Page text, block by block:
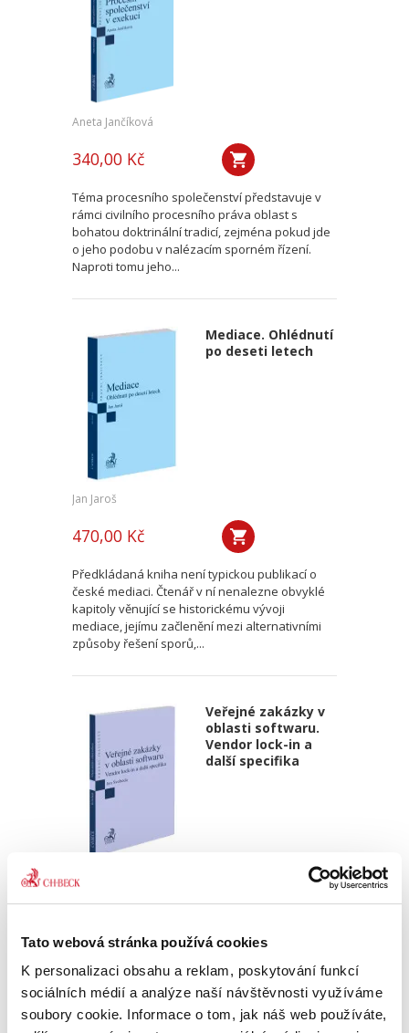
Tato webová stránka používá cookies
K personalizaci obsahu a reklam, poskytování funkcí
sociálních médií a analýze naší návštěvnosti využíváme
soubory cookie. Informace o tom, jak náš web používáte,
Aneta Jančíková
340,00 Kč
Téma procesního společenství představuje v
rámci civilního procesního práva oblast s
bohatou doktrinální tradicí, zejména pokud jde
o jeho podobu v nalézacím sporném řízení.
Naproti tomu jeho...
Mediace. Ohlédnutí
po deseti letech
Jan Jaroš
470,00 Kč
Předkládaná kniha není typickou publikací o
české mediaci. Čtenář v ní nenalezne obvyklé
kapitoly věnující se historickému vývoji
mediace, jejímu začlenění mezi alternativními
způsoby řešení sporů,...
Veřejné zakázky v
oblasti softwaru.
Vendor lock-in a
další specifika
Jan Svoboda
Kniha se věnuje zadávání veřejných zakázek v
oblasti softwaru. Autor v ní definuje specifika,
která se s tímto druhem plnění pojí, a poskytuje
praktický návod, jak dané zvláštnosti zohlednit
v...